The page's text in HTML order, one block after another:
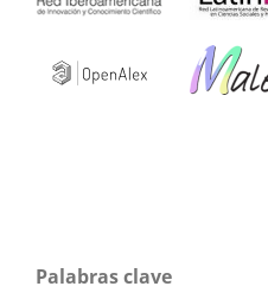
Palabras clave